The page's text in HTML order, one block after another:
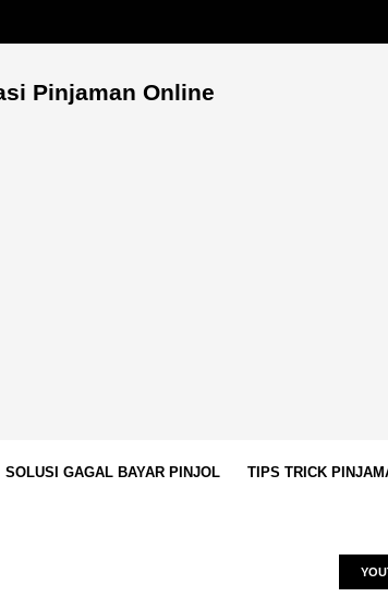
Pinjaman Online
SOLUSI GAGAL BAYAR PINJOL TIPS TRICK